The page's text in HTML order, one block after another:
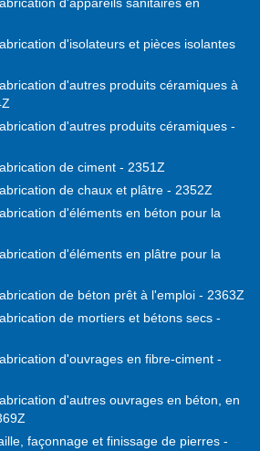
d'isolateurs et pièces isolantes
d'autres produits céramiques à
d'autres produits céramiques -
de ciment - 2351Z
de chaux et plâtre - 2352Z
d'éléments en béton pour la
d'éléments en plâtre pour la
de béton prêt à l'emploi - 2363Z
de mortiers et bétons secs -
d'ouvrages en fibre-ciment -
d'autres ouvrages en béton, en
façonnage et finissage de pierres -